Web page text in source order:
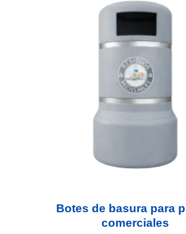
Botes de basura para
comerciales